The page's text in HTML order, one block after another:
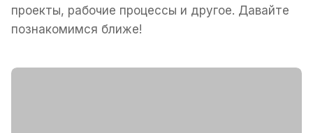
проекты, рабочие процессы и другое. Давайте
познакомимся ближе!